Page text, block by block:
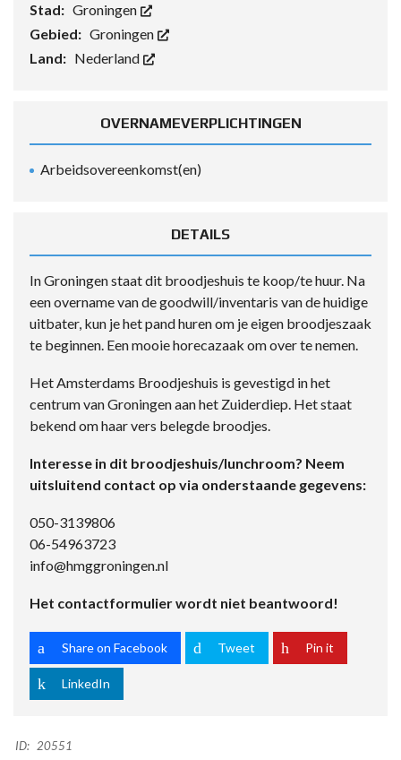
Stad: Groningen
Gebied: Groningen
Land: Nederland
OVERNAMEVERPLICHTINGEN
Arbeidsovereenkomst(en)
DETAILS
In Groningen staat dit broodjeshuis te koop/te huur. Na
een overname van de goodwill/inventaris van de huidige
uitbater, kun je het pand huren om je eigen broodjeszaak
te beginnen. Een mooie horecazaak om over te nemen.
Het Amsterdams Broodjeshuis is gevestigd in het
centrum van Groningen aan het Zuiderdiep. Het staat
bekend om haar vers belegde broodjes.
Interesse in dit broodjeshuis/lunchroom? Neem
uitsluitend contact op via onderstaande gegevens:
050-3139806
06-54963723
info@hmggroningen.nl
Het contactformulier wordt niet beantwoord!
Share on Facebook Tweet Pin it
LinkedIn
ID: 20551